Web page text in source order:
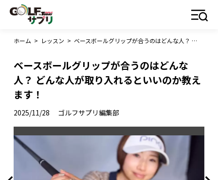
ホーム > レッスン > ベースボールグリップが合うのはどんな人？ どんな人が取り入れるといいのか教えます！
ベースボールグリップが合うのはどんな
人？ どんな人が取り入れるといいのか教え
ます！
2025/11/28 ゴルフサプリ編集部